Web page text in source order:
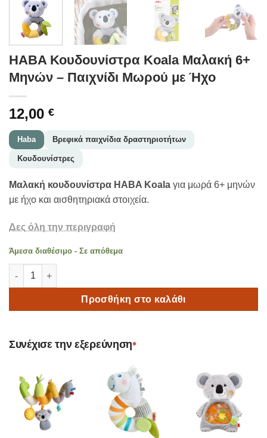
HABA Κουδουνίστρα Koala Μαλακή 6+
Μηνών – Παιχνίδι Μωρού με Ήχο
12,00 €
Haba Βρεφικά παιχνίδια δραστηριοτήτων
Κουδουνίστρες
Μαλακή κουδουνίστρα HABA Koala για μωρά 6+ μηνών
με ήχο και αισθητηριακά στοιχεία.
Δες όλη την περιγραφή
Άμεσα διαθέσιμο - Σε απόθεμα
HABA Κουδουνίστρα Koala Μαλακή 6+ Μηνών – Παιχνίδι
Προσθήκη στο καλάθι
Συνέχισε την εξερεύνηση•